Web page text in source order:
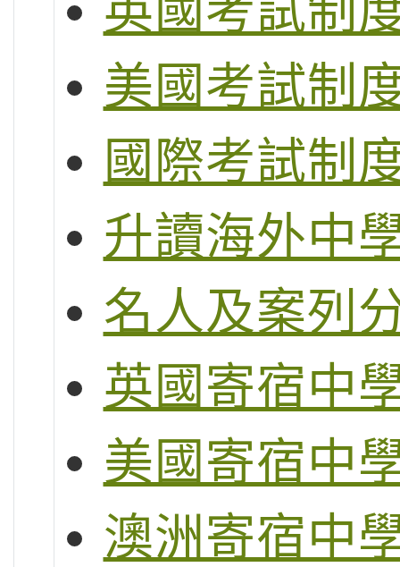
英國考試制
美國考試制
國際考試制
升讀海外中
名人及案列
英國寄宿中
美國寄宿中
澳洲寄宿中